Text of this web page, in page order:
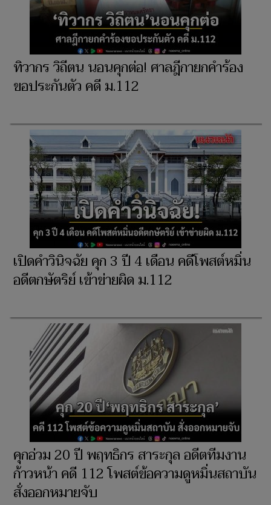
ทิวากร วิถีตน นอนคุกต่อ! ศาลฎีกายกคำร้อง
ขอประกันตัว คดี ม.112
เปิดคำวินิจฉัย คุก 3 ปี 4 เดือน คดีโพสต์หมิ่น
อดีตกษัตริย์ เข้าข่ายผิด ม.112
คุกอ่วม 20 ปี พฤทธิกร สาระกุล อดีตทีมงาน
ก้าวหน้า คดี 112 โพสต์ข้อความดูหมิ่นสถาบัน
สั่งออกหมายจับ